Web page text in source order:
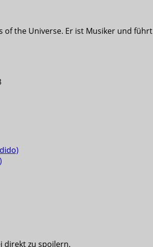
the Universe. Er ist Musiker und
direkt zu spoilern.